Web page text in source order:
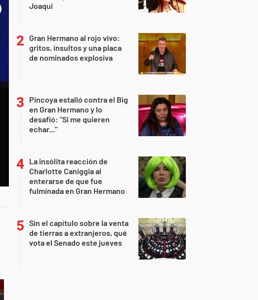
Joaqui
Gran Hermano al rojo vivo:
gritos, insultos y una placa
de nominados explosiva
Pincoya estalló contra el Big
en Gran Hermano y lo
desafió: "Si me quieren
echar..."
La insólita reacción de
Charlotte Caniggia al
enterarse de que fue
fulminada en Gran Hermano
Sin el capítulo sobre la venta
de tierras a extranjeros, qué
vota el Senado este jueves